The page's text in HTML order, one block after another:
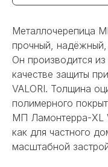
Металлочерепица
прочный, надёжный,
Он производится
качестве защиты
VALORI. Толщина
полимерного
МП Ламонтерра-XL
как для частного
масштабной